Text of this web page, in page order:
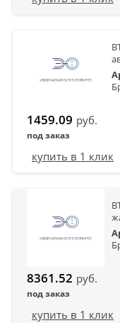
1459.09 руб.
под заказ
купить в 1 клик
8361.52 руб.
под заказ
купить в 1 клик